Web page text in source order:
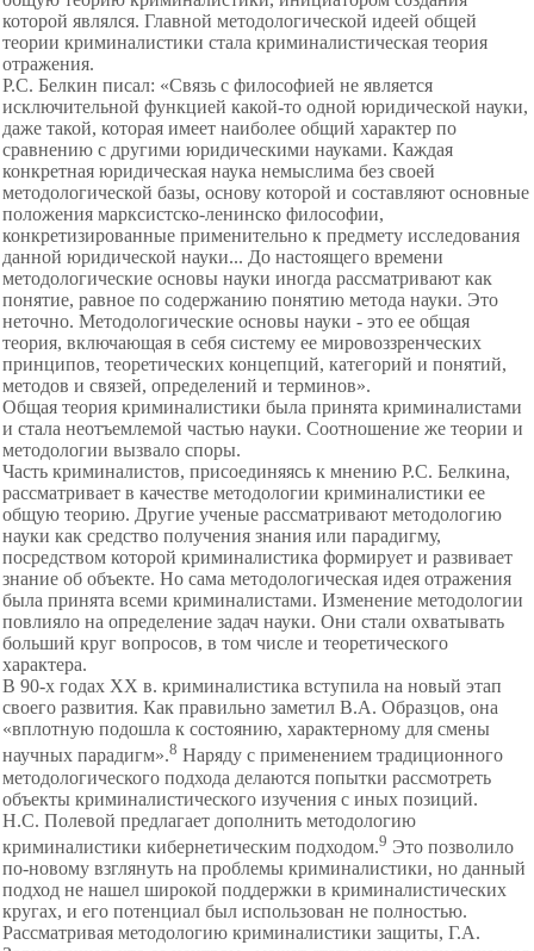
которой являлся. Главной методологической идеей общей
теории криминалистики стала криминалистическая теория
отражения.
Р.С. Белкин писал: «Связь с философией не является
исключительной функцией какой-то одной юридической науки,
даже такой, которая имеет наиболее общий характер по
сравнению с другими юридическими науками. Каждая
конкретная юридическая наука немыслима без своей
методологической базы, основу которой и составляют основные
положения марксистско-ленинско философии,
конкретизированные применительно к предмету исследования
данной юридической науки... До настоящего времени
методологические основы науки иногда рассматривают как
понятие, равное по содержанию понятию метода науки. Это
неточно. Методологические основы науки - это ее общая
теория, включающая в себя систему ее мировоззренческих
принципов, теоретических концепций, категорий и понятий,
методов и связей, определений и терминов».
Общая теория криминалистики была принята криминалистами
и стала неотъемлемой частью науки. Соотношение же теории и
методологии вызвало споры.
Часть криминалистов, присоединяясь к мнению Р.С. Белкина,
рассматривает в качестве методологии криминалистики ее
общую теорию. Другие ученые рассматривают методологию
науки как средство получения знания или парадигму,
посредством которой криминалистика формирует и развивает
знание об объекте. Но сама методологическая идея отражения
была принята всеми криминалистами. Изменение методологии
повлияло на определение задач науки. Они стали охватывать
больший круг вопросов, в том числе и теоретического
характера.
В 90-х годах XX в. криминалистика вступила на новый этап
своего развития. Как правильно заметил В.А. Образцов, она
«вплотную подошла к состоянию, характерному для смены
научных парадигм».8 Наряду с применением традиционного
методологического подхода делаются попытки рассмотреть
объекты криминалистического изучения с иных позиций.
Н.С. Полевой предлагает дополнить методологию
криминалистики кибернетическим подходом.9 Это позволило
по-новому взглянуть на проблемы криминалистики, но данный
подход не нашел широкой поддержки в криминалистических
кругах, и его потенциал был использован не полностью.
Рассматривая методологию криминалистики защиты, Г.А.